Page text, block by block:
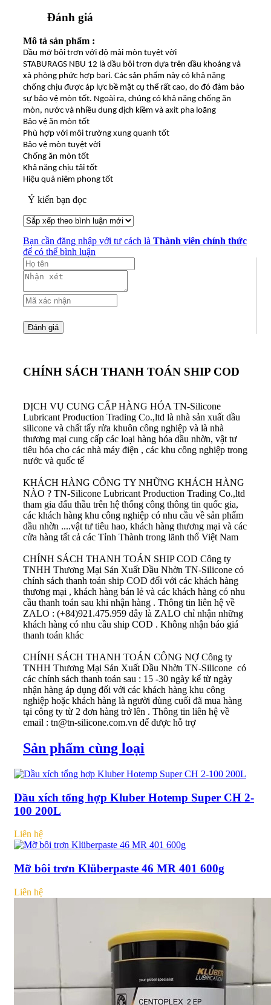
Đánh giá
Mô tả sản phẩm :
Dầu mỡ bôi trơn với độ mài mòn tuyệt vời
STABURAGS NBU 12 là dầu bôi trơn dựa trên dầu khoáng và
xà phòng phức hợp bari. Các sản phẩm này có khả năng
chống chịu được áp lực bề mặt cụ thể rất cao, do đó đảm bảo
sự bảo vệ mòn tốt. Ngoài ra, chúng có khả năng chống ăn
mòn, nước và nhiều dung dịch kiềm và axit pha loãng
Bảo vệ ăn mòn tốt
Phù hợp với môi trường xung quanh tốt
Bảo vệ mòn tuyệt vời
Chống ăn mòn tốt
Khả năng chịu tải tốt
Hiệu quả niêm phong tốt
Ý kiến bạn đọc
Bạn cần đăng nhập với tư cách là Thành viên chính thức
để có thể bình luận
CHÍNH SÁCH THANH TOÁN SHIP COD
DỊCH VỤ CUNG CẤP HÀNG HÓA TN-Silicone
Lubricant Production Trading Co.,ltd là nhà sản xuất dầu
silicone và chất tẩy rửa khuôn công nghiệp và là nhà
thương mại cung cấp các loại hàng hóa dầu nhờn, vật tư
tiêu hóa cho các nhà máy điện , các khu công nghiệp trong
nước và quốc tế
KHÁCH HÀNG CÔNG TY NHỮNG KHÁCH HÀNG
NÀO ? TN-Silicone Lubricant Production Trading Co.,ltd
tham gia đấu thầu trên hệ thống công thông tin quốc gia,
các khách hàng khu công nghiệp có nhu cầu về sản phẩm
dầu nhờn ....vật tư tiêu hao, khách hàng thương mại và các
cửa hàng tất cả các Tỉnh Thành trong lãnh thổ Việt Nam
CHÍNH SÁCH THANH TOÁN SHIP COD Công ty
TNHH Thương Mại Sản Xuất Dầu Nhờn TN-Silicone có
chính sách thanh toán ship COD đối với các khách hàng
thương mại , khách hàng bán lẻ và các khách hàng có nhu
cầu thanh toán sau khi nhận hàng . Thông tin liên hệ về
ZALO : (+84)921.475.959 đây là ZALO chỉ nhận những
khách hàng có nhu cầu ship COD . Không nhận báo giá
thanh toán khác
CHÍNH SÁCH THANH TOÁN CÔNG NỢ Công ty
TNHH Thương Mại Sản Xuất Dầu Nhờn TN-Silicone có
các chính sách thanh toán sau : 15 -30 ngày kể từ ngày
nhận hàng áp dụng đối với các khách hàng khu công
nghiệp hoặc khách hàng là người dùng cuối đã mua hàng
tại công ty từ 2 đơn hàng trở lên . Thông tin liên hệ về
email : tn@tn-silicone.com.vn để được hỗ trợ
Sản phẩm cùng loại
Dầu xích tổng hợp Kluber Hotemp Super CH 2-
100 200L
Liên hệ
Mỡ bôi trơn Klüberpaste 46 MR 401 600g
Liên hệ